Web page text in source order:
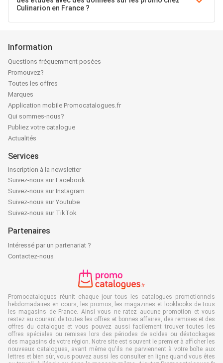
Culinarion en France ?
Information
Questions fréquemment posées
Promouvez?
Toutes les offres
Marques
Application mobile Promocatalogues.fr
Qui sommes-nous?
Publiez votre catalogue
Actualités
Services
Inscription à la newsletter
Suivez-nous sur Facebook
Suivez-nous sur Instagram
Suivez-nous sur Youtube
Suivez-nous sur TikTok
Partenaires
Intéressé par un partenariat ?
Contactez-nous
Promocatalogues réunit chaque jour tous les catalogues promotionnels
hebdomadaires en cours, les promos, les magazines et lookbooks de tous
les magasins de France. Ainsi vous ne ratez aucune promotion et vous
restez au courant de toutes les offres et bonnes affaires, des remises et des
offres du catalogue et vous pouvez aussi facilement trouver toutes les
offres spéciales ou remises lors des périodes de soldes ou déstockages
des magasins de votre région. Notre site est souvent le premier à afficher les
nouveaux catalogues, avant même qu'ils ne parviennent à votre boîte aux
lettres et bien sûr, vous pouvez aussi les consulter en ligne quand vous êtes